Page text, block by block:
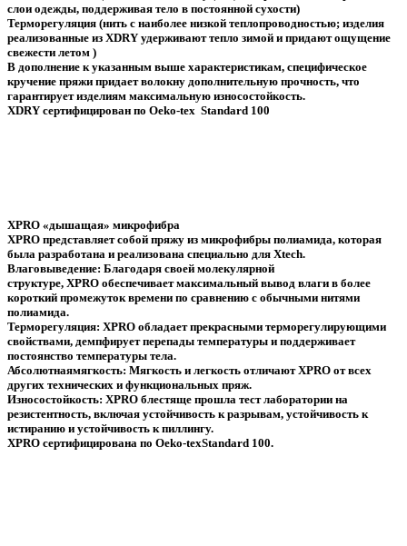
слои одежды, поддерживая тело в постоянной сухости)
Терморегуляция (нить с наиболее низкой теплопроводностью; изделия
реализованные из XDRY удерживают тепло зимой и придают ощущение
свежести летом )
В дополнение к указанным выше характеристикам, специфическое
кручение пряжи придает волокну дополнительную прочность, что
гарантирует изделиям максимальную износостойкость.
XDRY сертифицирован по Oeko-tex Standard 100
XPRO «дышащая» микрофибра
XPRO представляет собой пряжу из микрофибры полиамида, которая
была разработана и реализована специально для Xtech.
Влаговыведение: Благодаря своей молекулярной
структуре, XPRO обеспечивает максимальный вывод влаги в более
короткий промежуток времени по сравнению с обычными нитями
полиамида.
Терморегуляция: XPRO обладает прекрасными терморегулирующими
свойствами, демпфирует перепады температуры и поддерживает
постоянство температуры тела.
Абсолютнаямягкость: Мягкость и легкость отличают XPRO от всех
других технических и функциональных пряж.
Износостойкость: XPRO блестяще прошла тест лаборатории на
резистентность, включая устойчивость к разрывам, устойчивость к
истиранию и устойчивость к пиллингу.
XPRO сертифицирована по Oeko-texStandard 100.